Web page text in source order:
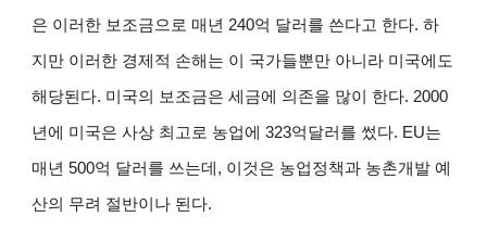
은 이러한 보조금으로 매년 240억 달러를 쓴다고 한다. 하
지만 이러한 경제적 손해는 이 국가들뿐만 아니라 미국에도
해당된다. 미국의 보조금은 세금에 의존을 많이 한다. 2000
년에 미국은 사상 최고로 농업에 323억달러를 썼다. EU는
매년 500억 달러를 쓰는데, 이것은 농업정책과 농촌개발 예
산의 무려 절반이나 된다.